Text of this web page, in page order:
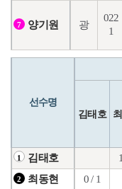
7 양기원 광
022
1
선수명
김태호
1 김태호
2 최동현 0 / 1